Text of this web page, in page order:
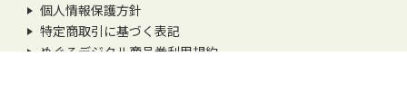
個人情報保護方針
特定商取引に基づく表記
めぐろデジタル商品券利用規約